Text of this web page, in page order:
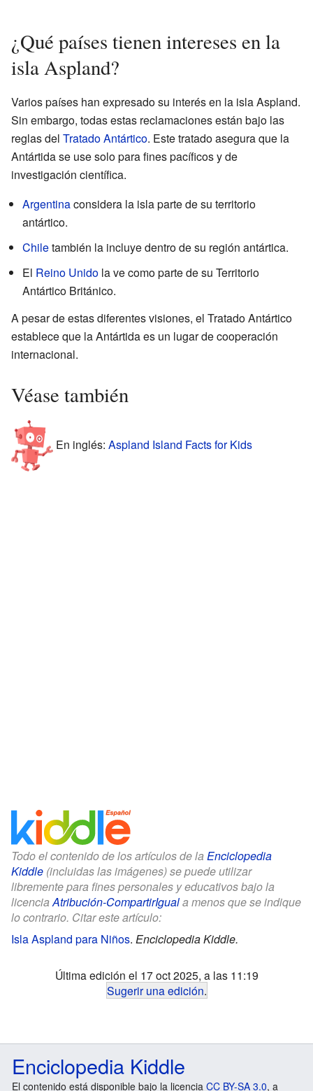
¿Qué países tienen intereses en la
isla Aspland?
Varios países han expresado su interés en la isla Aspland.
Sin embargo, todas estas reclamaciones están bajo las
reglas del Tratado Antártico. Este tratado asegura que la
Antártida se use solo para fines pacíficos y de
investigación científica.
Argentinaconsidera la isla parte de su territorio
antártico.
Chiletambién la incluye dentro de su región antártica.
El Reino Unido la ve como parte de su Territorio
Antártico Británico.
A pesar de estas diferentes visiones, el Tratado Antártico
establece que la Antártida es un lugar de cooperación
internacional.
Véase también
En inglés: Aspland Island Facts for Kids
Todo el contenido de los artículos de la Enciclopedia
Kiddle (incluidas las imágenes) se puede utilizar
libremente para fines personales y educativos bajo la
licenciaAtribución-CompartirIguala menos que se indique
lo contrario. Citar este artículo:
Isla Aspland para Niños. Enciclopedia Kiddle.
Última edición el 17 oct 2025, a las 11:19
Sugerir una edición.
Enciclopedia Kiddle
El contenido está disponible bajo la licencia CC BY-SA 3.0, a